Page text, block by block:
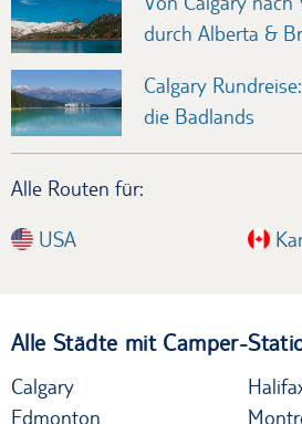
durch Alberta &
Calgary
die Badlands
Alle Routen für:
USA
Alle Städte mit Camper-
Calgary
Edmonton